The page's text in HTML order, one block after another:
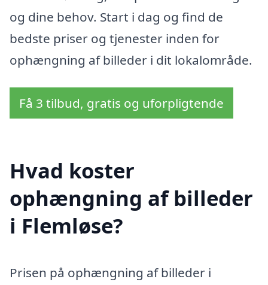
og dine behov. Start i dag og find de
bedste priser og tjenester inden for
ophængning af billeder i dit lokalområde.
Få 3 tilbud, gratis og uforpligtende
Hvad koster
ophængning af billeder
i Flemløse?
Prisen på ophængning af billeder i